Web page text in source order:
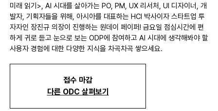
미래 읽기>, AI 시대를 살아가는 PO, PM, UX 리서처, UI 디자이너, 개
발자, 기획자들을 위해, 아시아를 대표하는 HCI 박사이자 스타트업 투
자자인 장진규 의장이 진행하는 원데이 페이퍼! 금요일 점심시간에 편
하게 귀로 듣고 눈으로 보는 ODP에 참여하고 AI 시대에 생각해봐야 할
사용자 경험에 대한 다양한 지식을 차곡차곡 쌓으세요.
접수 마감
다른 ODC 살펴보기